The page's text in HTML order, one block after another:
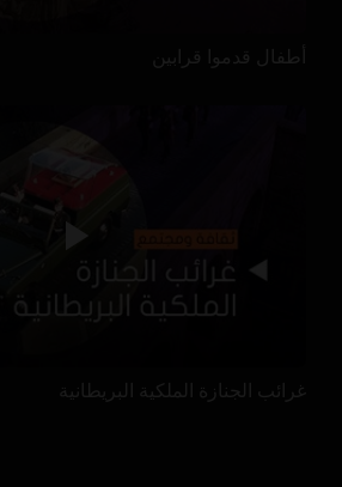
أطفال قدموا قرابين
غرائب الجنازة الملكية البريطانية